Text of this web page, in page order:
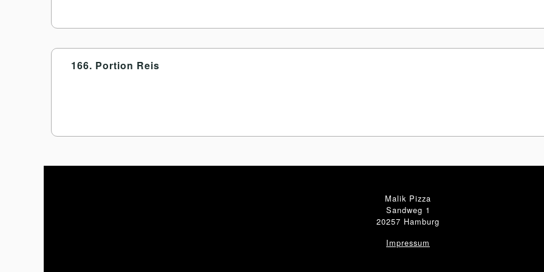
166. Portion Reis
Malik Pizza
Sandweg 1
20257 Hamburg
Impressum